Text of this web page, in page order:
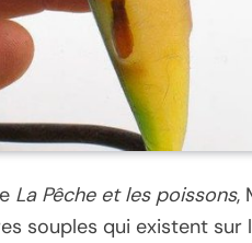
La Pêche et les poissons,
souples qui existent